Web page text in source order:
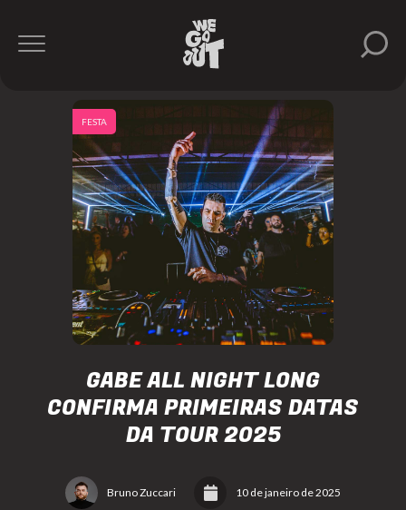
GABE ALL NIGHT LONG
CONFIRMA PRIMEIRAS DATAS
DA TOUR 2025
Bruno Zuccari 10 de janeiro de 2025
FESTA